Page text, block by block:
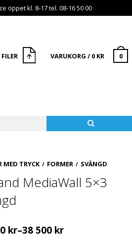
kl. 8-17 tel. 08-16 50 00
VARUKORG / 0 KR 0
MED TRYCK / FORMER / SVÄNGD
MediaWall 5×3
kr–38 500 kr